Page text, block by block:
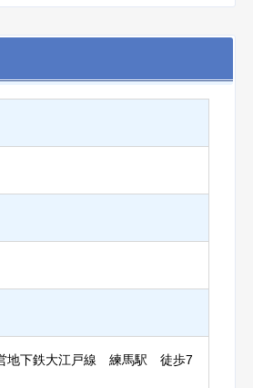
地下鉄大江戸線 練馬駅 徒歩7